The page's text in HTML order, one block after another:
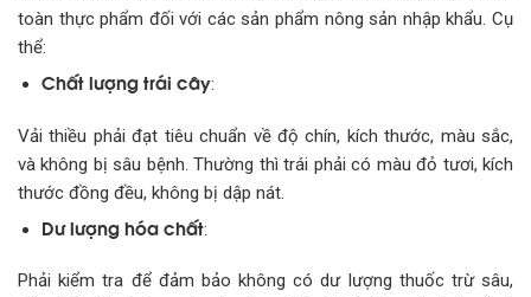
toàn thực phẩm đối với các sản phẩm nông sản nhập khẩu. Cụ
thể:
Chất lượng trái cây:
Vải thiều phải đạt tiêu chuẩn về độ chín, kích thước, màu sắc,
và không bị sâu bệnh. Thường thì trái phải có màu đỏ tươi, kích
thước đồng đều, không bị dập nát.
Dư lượng hóa chất:
Phải kiểm tra để đảm bảo không có dư lượng thuốc trừ sâu,